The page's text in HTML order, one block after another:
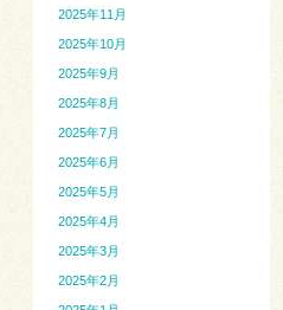
2025年11月
2025年10月
2025年9月
2025年8月
2025年7月
2025年6月
2025年5月
2025年4月
2025年3月
2025年2月